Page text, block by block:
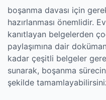
boşanma davası için
hazırlanması önemlidir.
kanıtlayan belgelerden
paylaşımına dair
kadar çeşitli belgeler
sunarak, boşanma
şekilde